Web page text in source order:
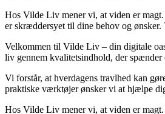
Hos Vilde Liv mener vi, at viden er
er skræddersyet til dine behov og
Velkommen til Vilde Liv – din digitale
liv gennem kvalitetsindhold, der
Vi forstår, at hverdagens travlhed kan
praktiske værktøjer ønsker vi at hjælpe
Hos Vilde Liv mener vi, at viden er